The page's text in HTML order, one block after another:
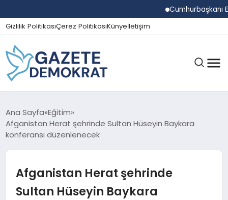
Cumhurbaşkanı
Gizlilik PolitikasıÇerez PolitikasıKünyeİletişim
GÜNDEM
EKONOMI
SPOR
Ana Sayfa Eğitim
Afganistan Herat şehrinde Sultan Hüseyin Baykara
konferansı düzenlenecek
Afganistan Herat şehrinde
Sultan Hüseyin Baykara